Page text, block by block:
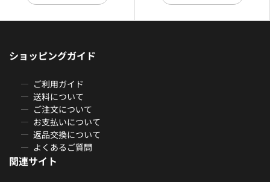
ショッピングガイド
ご利用ガイド
送料について
ご注文について
お支払いについて
返品交換について
よくあるご質問
関連サイト